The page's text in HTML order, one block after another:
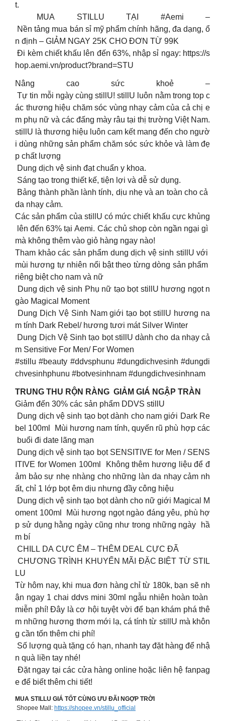
t.
MUA STILLU TẠI #Aemi –
Nền tảng mua bán sỉ mỹ phẩm chính hãng, đa dạng, ổ
n định – GIẢM NGAY 25K CHO ĐƠN TỪ 99K
Đi kèm chiết khấu lên đến 63%, nhập sỉ ngay: https://s
hop.aemi.vn/product?brand=STU
Nâng cao sức khoẻ –
Tự tin mỗi ngày cùng stillU! stillU luôn nằm trong top c
ác thương hiệu chăm sóc vùng nhạy cảm của cả chị e
m phụ nữ và các đấng mày râu tại thị trường Việt Nam.
stillU là thương hiệu luôn cam kết mang đến cho ngườ
i dùng những sản phẩm chăm sóc sức khỏe và làm đẹ
p chất lượng
Dung dịch vệ sinh đạt chuẩn y khoa.
Sáng tạo trong thiết kế, tiện lợi và dễ sử dụng.
Bảng thành phần lành tính, dịu nhẹ và an toàn cho cả
da nhạy cảm.
Các sản phẩm của stillU có mức chiết khấu cực khủng
lên đến 63% tại Aemi. Các chủ shop còn ngần ngại gì
mà không thêm vào giỏ hàng ngay nào!
Tham khảo các sản phẩm dung dịch vệ sinh stillU với
mùi hương tự nhiên nổi bật theo từng dòng sản phẩm
riêng biệt cho nam và nữ
Dung dịch vệ sinh Phụ nữ tạo bọt stillU hương ngọt n
gào Magical Moment
Dung Dịch Vệ Sinh Nam giới tạo bọt stillU hương na
m tính Dark Rebel/ hương tươi mát Silver Winter
Dung Dịch Vệ Sinh tạo bọt stillU dành cho da nhạy cả
m Sensitive For Men/ For Women
#stillu #beauty #ddvsphunu #dungdichvesinh #dungdi
chvesinhphunu #botvesinhnam #dungdichvesinhnam
TRUNG THU RỘN RÀNG GIẢM GIÁ NGẬP TRÀN
Giảm đến 30% các sản phẩm DDVS stillU
Dung dịch vệ sinh tạo bọt dành cho nam giới Dark Re
bel 100ml Mùi hương nam tính, quyến rũ phù hợp các
buổi đi date lãng mạn
Dung dịch vệ sinh tạo bọt SENSITIVE for Men / SENS
ITIVE for Women 100ml Không thêm hương liệu để đ
ảm bảo sự nhẹ nhàng cho những làn da nhạy cảm nh
ất, chỉ 1 lớp bọt êm dịu nhưng đầy công hiệu
Dung dịch vệ sinh tạo bọt dành cho nữ giới Magical M
oment 100ml Mùi hương ngọt ngào đáng yêu, phù hợ
p sử dụng hằng ngày cũng như trong những ngày hầ
m bí
CHILL DA CỰC ÊM – THÊM DEAL CỰC ĐÃ
CHƯƠNG TRÌNH KHUYẾN MÃI ĐẶC BIỆT TỪ STIL
LU
Từ hôm nay, khi mua đơn hàng chỉ từ 180k, bạn sẽ nh
ận ngay 1 chai ddvs mini 30ml ngẫu nhiên hoàn toàn
miễn phí! Đây là cơ hội tuyệt vời để bạn khám phá thê
m những hương thơm mới lạ, cá tính từ stillU mà khôn
g cần tốn thêm chi phí!
Số lượng quà tặng có hạn, nhanh tay đặt hàng để nhậ
n quà liền tay nhé!
Đặt ngay tại các cửa hàng online hoặc liên hệ fanpag
e để biết thêm chi tiết!
MUA STILLU GIÁ TỐT CÙNG ƯU ĐÃI NGỢP TRỜI
Shopee Mall: https://shopee.vn/stillu_official